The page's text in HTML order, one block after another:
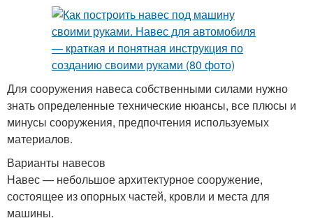
Для сооружения навеса собственными силами нужно
знать определенные технические нюансы, все плюсы и
минусы сооружения, предпочтения используемых
материалов.
Варианты навесов
Навес — небольшое архитектурное сооружение,
состоящее из опорных частей, кровли и места для
машины.